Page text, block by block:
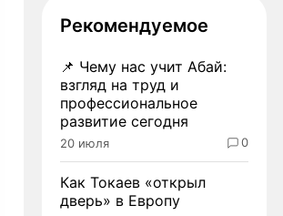
Рекомендуемое
📌 Чему нас учит Абай:
взгляд на труд и
профессиональное
развитие сегодня
20 июля 0
Как Токаев «открыл
дверь» в Европу